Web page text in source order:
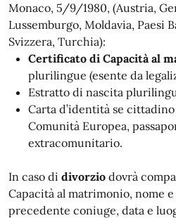
Monaco, 5/9/1980, (Austria,
Lussemburgo, Moldavia, Paesi
Svizzera, Turchia):
Certificato di Capacità al
plurilingue (esente da
Estratto di nascita
Carta d’identità se
Comunità Europea,
extracomunitario.
In caso di divorzio dovrà
Capacità al matrimonio, nome
precedente coniuge, data e